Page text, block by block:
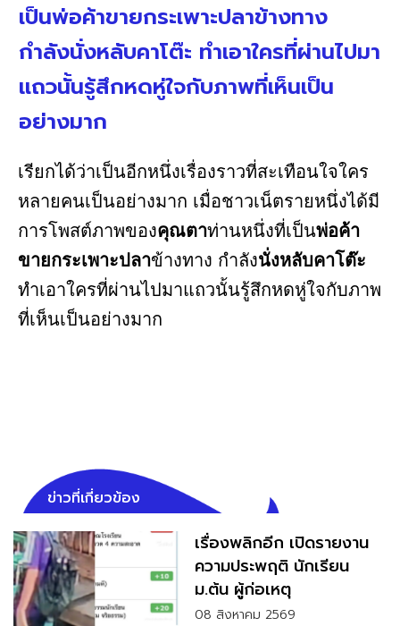
เป็นพ่อค้าขายกระเพาะปลาข้างทาง
กำลังนั่งหลับคาโต๊ะ ทำเอาใครที่ผ่านไปมา
แถวนั้นรู้สึกหดหู่ใจกับภาพที่เห็นเป็น
อย่างมาก
เรียกได้ว่าเป็นอีกหนึ่งเรื่องราวที่สะเทือนใจใคร
หลายคนเป็นอย่างมาก เมื่อชาวเน็ตรายหนึ่งได้มี
การโพสต์ภาพของคุณตาท่านหนึ่งที่เป็นพ่อค้า
ขายกระเพาะปลาข้างทาง กำลังนั่งหลับคาโต๊ะ
ทำเอาใครที่ผ่านไปมาแถวนั้นรู้สึกหดหู่ใจกับภาพ
ที่เห็นเป็นอย่างมาก
ข่าวที่เกี่ยวข้อง
เรื่องพลิกอีก เปิดรายงาน
ความประพฤติ นักเรียน
ม.ต้น ผู้ก่อเหตุ
08 สิงหาคม 2569